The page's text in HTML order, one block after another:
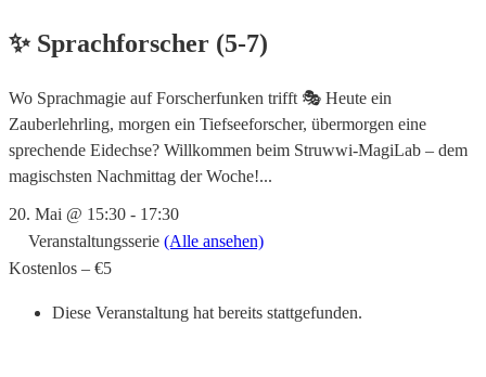
✨ Sprachforscher (5-7)
Wo Sprachmagie auf Forscherfunken trifft 🎭 Heute ein
Zauberlehrling, morgen ein Tiefseeforscher, übermorgen eine
sprechende Eidechse? Willkommen beim Struwwi-MagiLab – dem
magischsten Nachmittag der Woche!...
20. Mai @ 15:30 - 17:30
Veranstaltungsserie (Alle ansehen)
Kostenlos – €5
Diese Veranstaltung hat bereits stattgefunden.